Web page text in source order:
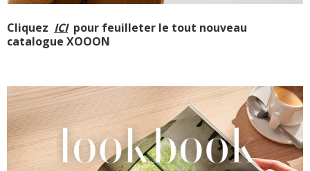
Cliquez ICI pour feuilleter le tout nouveau
catalogue XOOON